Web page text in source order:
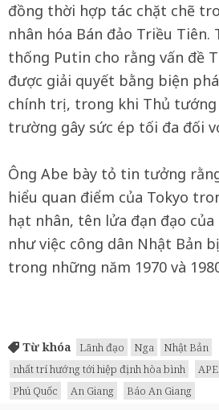
đồng thời hợp tác chặt chẽ
nhân hóa Bán đảo Triều Tiên.
thống Putin cho rằng vấn đề
được giải quyết bằng biện
chính trị, trong khi Thủ
trường gây sức ép tối đa đối
Ông Abe bày tỏ tin tưởng
hiểu quan điểm của Tokyo
hạt nhân, tên lửa đạn đạo
như việc công dân Nhật Bản
trong những năm 1970 và
Từ khóa Lãnh đạo Nga
Nhật Bản
nhất trí hướng tới hiệp định hòa bình
Phú Quốc
An Giang Báo An Giang